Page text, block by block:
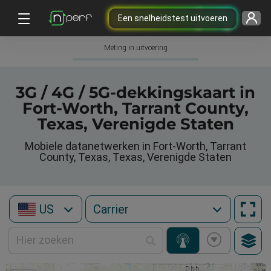
Een snelheidstest uitvoeren
Meting in uitvoering
3G / 4G / 5G-dekkingskaart in
Fort-Worth, Tarrant County,
Texas, Verenigde Staten
Mobiele datanetwerken in Fort-Worth, Tarrant
County, Texas, Texas, Verenigde Staten
US